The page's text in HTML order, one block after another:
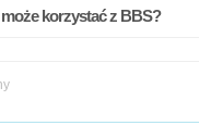
korzystać z BBS?